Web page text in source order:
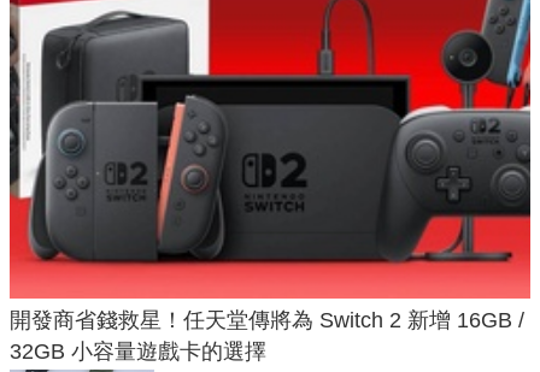
開發商省錢救星！任天堂傳將為 Switch 2 新增 16GB /
32GB 小容量遊戲卡的選擇